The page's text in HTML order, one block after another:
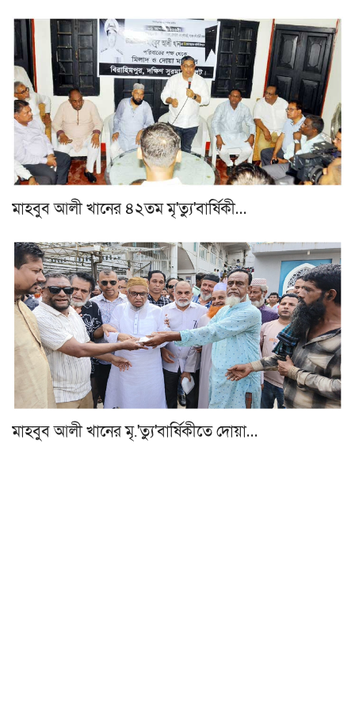
মাহবুব আলী খানের ৪২তম মৃ'ত্যু'বার্ষিকী…
মাহবুব আলী খানের মৃ.'ত্যু'বার্ষিকীতে দোয়া…